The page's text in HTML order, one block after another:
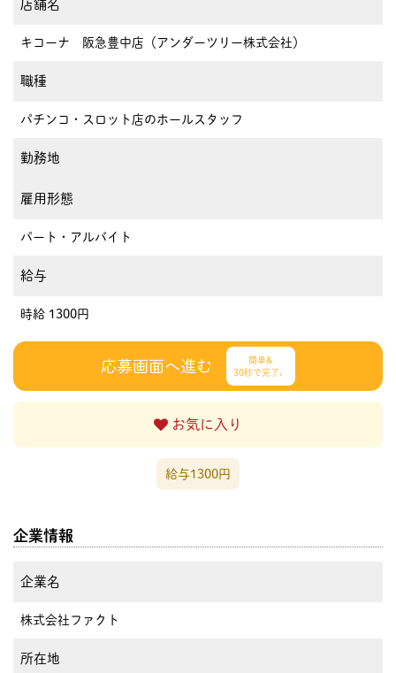
店舗名
キコーナ 阪急豊中店（アンダーツリー株式会社）
職種
パチンコ・スロット店のホールスタッフ
勤務地
雇用形態
パート・アルバイト
給与
時給 1300円
応募画面へ進む
簡単&
30秒で完了♩
お気に入り
給与1300円
企業情報
企業名
株式会社ファクト
所在地